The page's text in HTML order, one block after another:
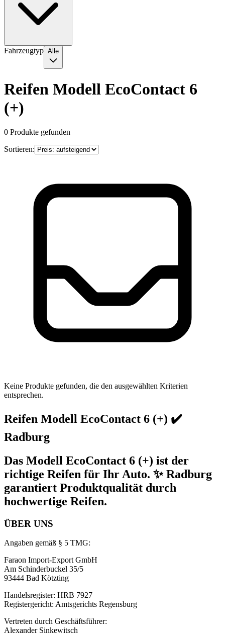
Fahrzeugtyp Alle
Reifen Modell EcoContact 6
(+)
0 Produkte gefunden
Sortieren:
Keine Produkte gefunden, die den ausgewählten Kriterien
entsprechen.
Reifen Modell EcoContact 6 (+) ✔️
Radburg
Das Modell EcoContact 6 (+) ist der
richtige Reifen für Ihr Auto. ✨ Radburg
garantiert Produktqualität durch
hochwertige Reifen.
ÜBER UNS
Angaben gemäß § 5 TMG:
Faraon Import-Export GmbH
Am Schinderbuckel 35/5
93444 Bad Kötzting
Handelsregister: HRB 7927
Registergericht: Amtsgerichts Regensburg
Vertreten durch Geschäftsführer:
Alexander Sinkewitsch